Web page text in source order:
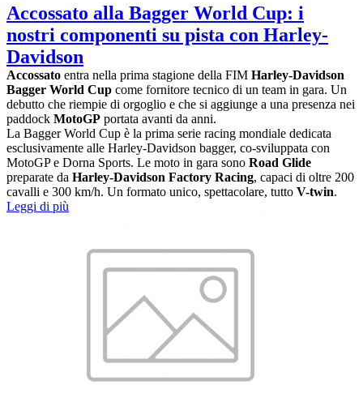
Accossato alla Bagger World Cup: i
nostri componenti su pista con Harley-
Davidson
Accossato entra nella prima stagione della FIM Harley-Davidson
Bagger World Cup come fornitore tecnico di un team in gara. Un
debutto che riempie di orgoglio e che si aggiunge a una presenza nei
paddock MotoGP portata avanti da anni.
La Bagger World Cup è la prima serie racing mondiale dedicata
esclusivamente alle Harley-Davidson bagger, co-sviluppata con
MotoGP e Dorna Sports. Le moto in gara sono Road Glide
preparate da Harley-Davidson Factory Racing, capaci di oltre 200
cavalli e 300 km/h. Un formato unico, spettacolare, tutto V-twin.
Leggi di più